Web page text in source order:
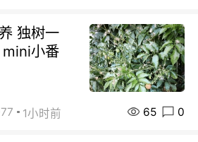
独树一
mini小番
1小时前 65 0